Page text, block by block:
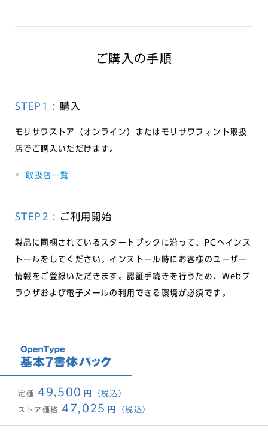
ご購入の手順
STEP1 : 購入
モリサワストア（オンライン）またはモリサワフォント取扱
店でご購入いただけます。
取扱店一覧
STEP2 : ご利用開始
製品に同梱されているスタートブックに沿って、PCへインス
トールをしてください。インストール時にお客様のユーザー
情報をご登録いただきます。認証手続きを行うため、Webブ
ラウザおよび電子メールの利用できる環境が必須です。
定価 49,500 円（税込）
ストア価格 47,025 円（税込）